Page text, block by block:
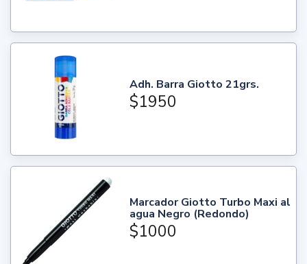
Adh. Barra Giotto 21grs.
$1950
Marcador Giotto Turbo Maxi al
agua Negro (Redondo)
$1000